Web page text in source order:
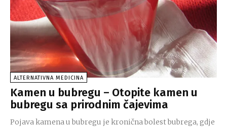
ALTERNATIVNA MEDICINA
Kamen u bubregu – Otopite kamen u
bubregu sa prirodnim čajevima
Pojava kamena u bubregu je kronična bolest bubrega, gdje